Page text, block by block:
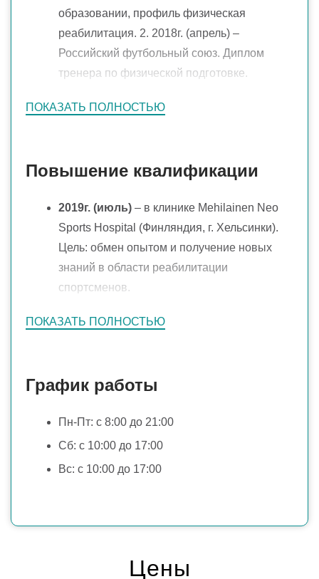
ПОКАЗАТЬ ПОЛНОСТЬЮ
образовании, профиль физическая
реабилитация. 2. 2018г. (апрель) –
Российский футбольный союз. Диплом
тренера по физической подготовке.
2018г. (май)- Академия медицинской
квалификации и профессиональной
переподготовки. Квалификация:
специалист по физической реабилитации
в области спорта.
ПОКАЗАТЬ ПОЛНОСТЬЮ
Повышение квалификации
2019г. (июль) – в клинике Mehilainen Neo
Sports Hospital (Финляндия, г. Хельсинки).
Цель: обмен опытом и получение новых
знаний в области реабилитации
спортсменов.
2019г. (ноябрь)– в клинике PhysioSport
после травм опорно-двигательного аппарата;
людей ведущих активный образ жизни;
организация процесса реабилитации Семинары:
«Clinical Biomechanics»
«Международный симпозиум по
График работы
Пн-Пт: с 8:00 до 21:00
Сб: c 10:00 до 17:00
Вс: c 10:00 до 17:00
Цены